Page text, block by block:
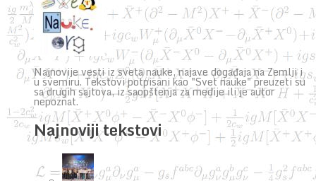
Najnovije vesti iz sveta nauke, najave događaja na Zemlji i
u svemiru. Tekstovi potpisani kao "Svet nauke" preuzeti su
sa drugih sajtova, iz saopštenja za medije ili je autor
nepoznat.
Najnoviji tekstovi